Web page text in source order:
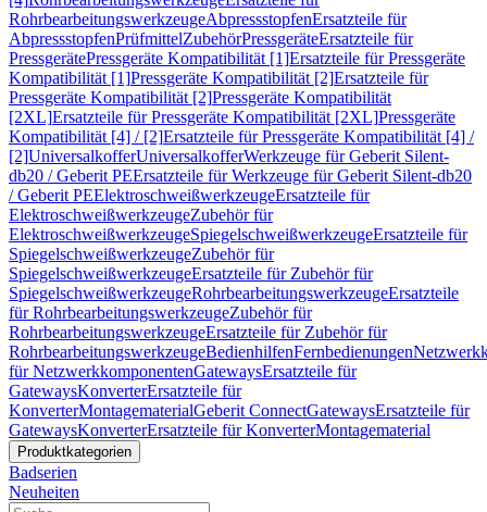
RohrbearbeitungswerkzeugeAbpressstopfenErsatzteile für
AbpressstopfenPrüfmittelZubehörPressgeräteErsatzteile für
PressgerätePressgeräte Kompatibilität [1]Ersatzteile für Pressgeräte
Kompatibilität [1]Pressgeräte Kompatibilität [2]Ersatzteile für
Pressgeräte Kompatibilität [2]Pressgeräte Kompatibilität
[2XL]Ersatzteile für Pressgeräte Kompatibilität [2XL]Pressgeräte
Kompatibilität [4] / [2]Ersatzteile für Pressgeräte Kompatibilität [4] /
[2]UniversalkofferUniversalkofferWerkzeuge für Geberit Silent-
db20 / Geberit PEErsatzteile für Werkzeuge für Geberit Silent-db20
/ Geberit PEElektroschweißwerkzeugeErsatzteile für
ElektroschweißwerkzeugeZubehör für
ElektroschweißwerkzeugeSpiegelschweißwerkzeugeErsatzteile für
SpiegelschweißwerkzeugeZubehör für
SpiegelschweißwerkzeugeErsatzteile für Zubehör für
SpiegelschweißwerkzeugeRohrbearbeitungswerkzeugeErsatzteile
für RohrbearbeitungswerkzeugeZubehör für
RohrbearbeitungswerkzeugeErsatzteile für Zubehör für
RohrbearbeitungswerkzeugeBedienhilfenFernbedienungen
für NetzwerkkomponentenGatewaysErsatzteile für
GatewaysKonverterErsatzteile für
KonverterMontagematerialGeberit ConnectGatewaysErsatzteile für
GatewaysKonverterErsatzteile für KonverterMontagematerial
Produktkategorien
Badserien
Neuheiten